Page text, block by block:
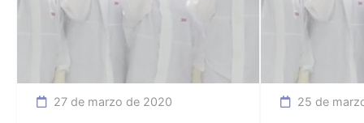
confirma el Ministerio de
Sanidad. Las mascarillas
representan un elemento
fundamental de barrera ante el
virus y sin embargo ha habido
la de los
conviven”.
sus
Consejo
27 de marzo de 2020 25 de